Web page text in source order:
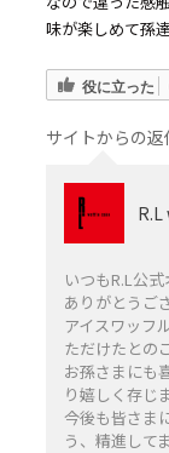
味が楽しめて孫
役に立った
サイトからの返
いつもR.L公
ありがとうご
アイスワッフ
ただけたとの
お孫さまにも
り嬉しく存じ
今後も皆さま
う、精進して